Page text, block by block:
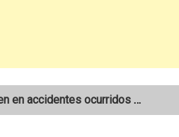
Dos motociclistas fallecen en accidentes ocurridos en la Carretera Nueva a León